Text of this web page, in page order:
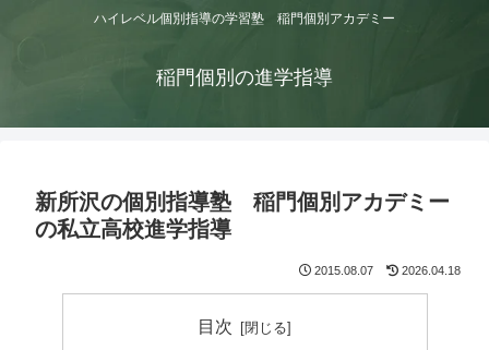
ハイレベル個別指導の学習塾 稲門個別アカデミー
稲門個別の進学指導
新所沢の個別指導塾 稲門個別アカデミー
の私立高校進学指導
2015.08.07 2026.04.18
目次